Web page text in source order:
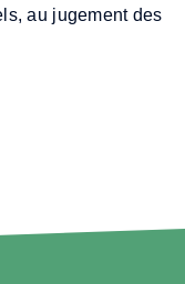
au jugement des